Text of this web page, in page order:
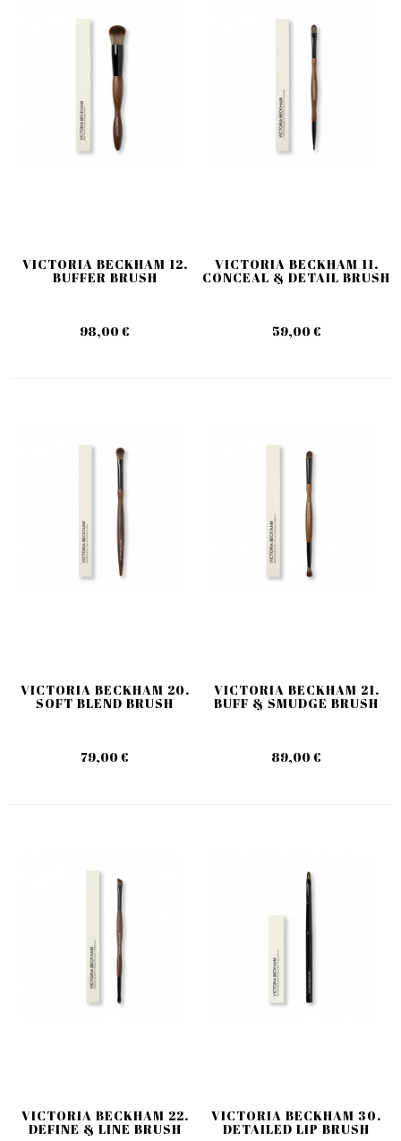
VICTORIA BECKHAM 12.
BUFFER BRUSH
98,00 €
VICTORIA BECKHAM 11.
CONCEAL & DETAIL BRUSH
59,00 €
VICTORIA BECKHAM 20.
SOFT BLEND BRUSH
79,00 €
VICTORIA BECKHAM 21.
BUFF & SMUDGE BRUSH
89,00 €
VICTORIA BECKHAM 22.
DEFINE & LINE BRUSH
VICTORIA BECKHAM 30.
DETAILED LIP BRUSH